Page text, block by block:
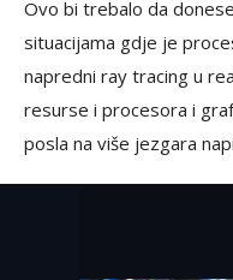
Ovo bi trebalo da
situacijama gdje je
napredni ray tracing u
resurse i procesora i
posla na više jezgara